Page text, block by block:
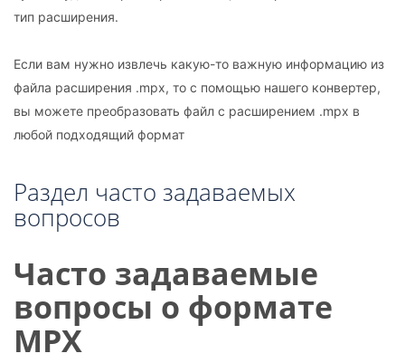
тип расширения.
Если вам нужно извлечь какую-то важную информацию из
файла расширения .mpx, то с помощью нашего конвертер,
вы можете преобразовать файл с расширением .mpx в
любой подходящий формат
Раздел часто задаваемых
вопросов
Часто задаваемые
вопросы о формате
MPX